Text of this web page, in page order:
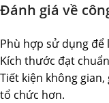
Đánh giá về
Phù hợp sử dụng để
Kích thước đạt
Tiết kiện không
tổ chức hơn.